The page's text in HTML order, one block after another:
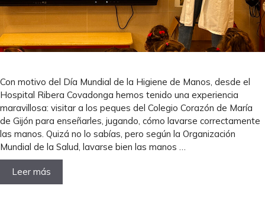
Con motivo del Día Mundial de la Higiene de Manos, desde el
Hospital Ribera Covadonga hemos tenido una experiencia
maravillosa: visitar a los peques del Colegio Corazón de María
de Gijón para enseñarles, jugando, cómo lavarse correctamente
las manos. Quizá no lo sabías, pero según la Organización
Mundial de la Salud, lavarse bien las manos …
Leer más